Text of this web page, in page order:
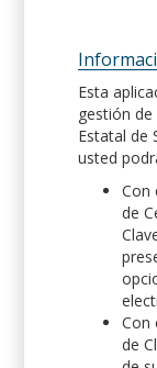
Esta
gestión
Estatal de
usted
Con
de
Con
de